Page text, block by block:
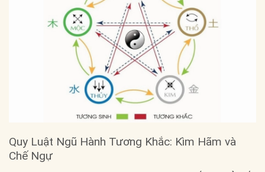
Quy Luật Ngũ Hành Tương Khắc: Kìm Hãm và
Chế Ngự